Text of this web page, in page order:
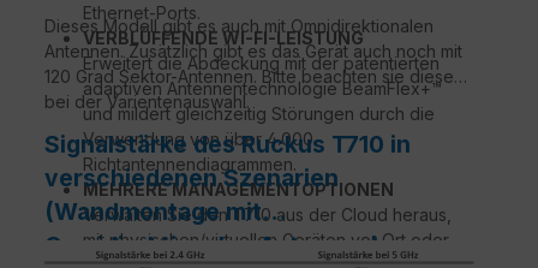
Ethernet-Ports.
VERBLÜFFENDE WI-FI-LEISTUNG
Erweitert die Abdeckung mit der patentierten
adaptiven Antennentechnologie BeamFlex+™
und mildert gleichzeitig Störungen durch die
Verwendung von über 4.000
Richtantennendiagrammen.
MEHRERE MANAGEMENTOPTIONEN
Verwalten Sie den T710 aus der Cloud heraus,
mit physischen/virtuellen Geräten vor Ort oder
Dieses Modell gibt es auch mit Omnidirektionalen
Antennen. Zusätzlich gibt es das Gerät auch noch mit
120 Grad Sektor-Antennen. Bitte beachten sie diese
bei der Varientenauswahl.
Signalstärke des Ruckus T710 in
verschiedenen Szenarien
(Wandmontage mit
Omnidirektionalen Antennen)